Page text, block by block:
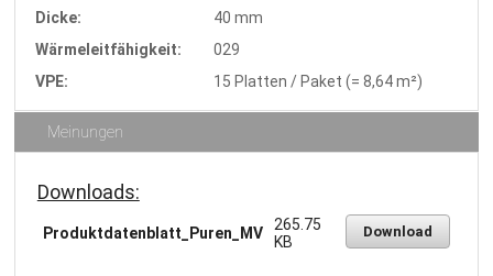
Dicke:
40 mm
Wärmeleitfähigkeit:
029
VPE:
15 Platten / Paket (= 8,64 m²)
Meinungen
Downloads:
Produktdatenblatt_Puren_MV
265.75
KB
Download